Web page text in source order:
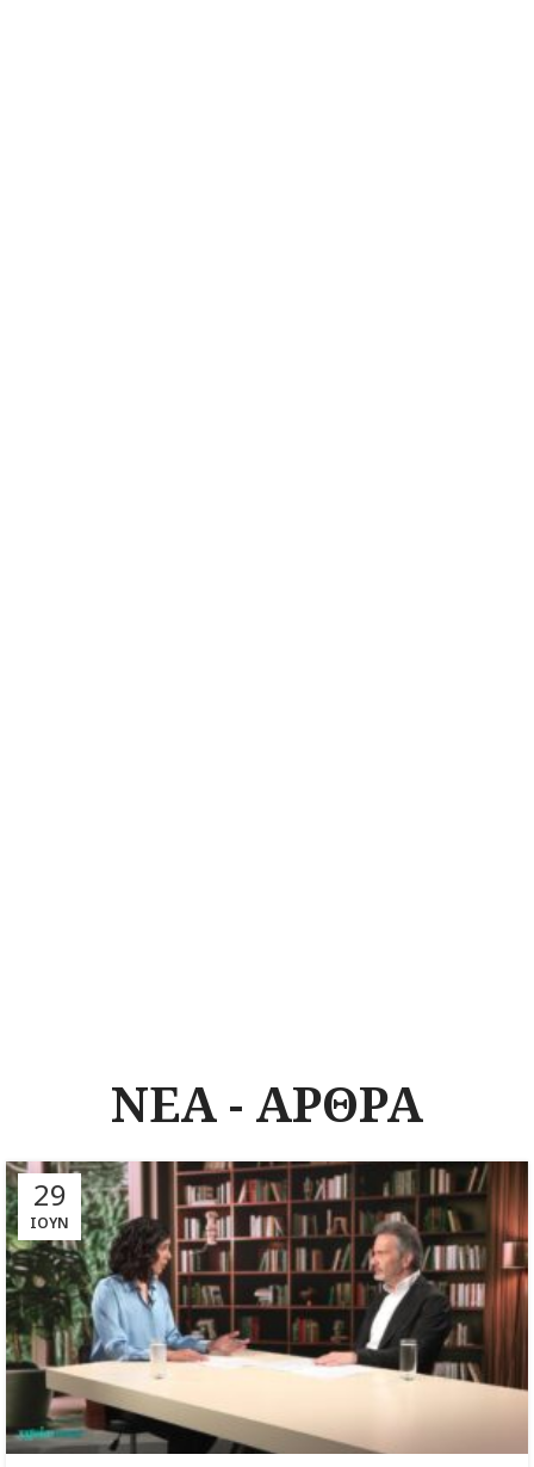
ΝΕΑ - ΑΡΘΡΑ
29
ΙΟΎΝ